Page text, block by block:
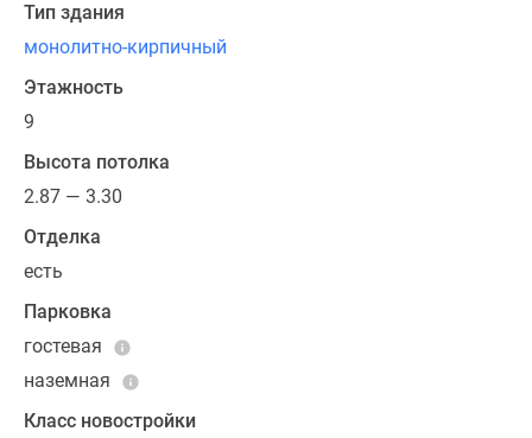
в
нейтральных
Приобрести
квартиру
в
ипотеку.
Подробности
по
телефону
отдела
продаж.
Тип здания
монолитно-кирпичный
Этажность
9
Высота потолка
2.87 — 3.30
Отделка
есть
Парковка
гостевая
наземная
Класс новостройки